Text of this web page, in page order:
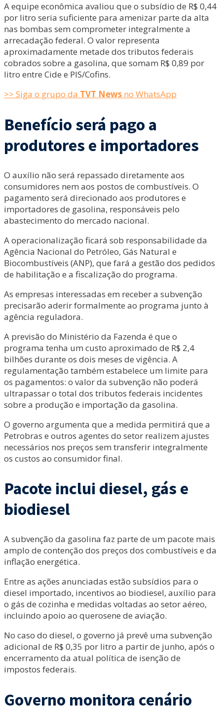
A equipe econômica avaliou que o subsídio de R$ 0,44
por litro seria suficiente para amenizar parte da alta
nas bombas sem comprometer integralmente a
arrecadação federal. O valor representa
aproximadamente metade dos tributos federais
cobrados sobre a gasolina, que somam R$ 0,89 por
litro entre Cide e PIS/Cofins.
>> Siga o grupo da TVT News no WhatsApp
Benefício será pago a
produtores e importadores
O auxílio não será repassado diretamente aos
consumidores nem aos postos de combustíveis. O
pagamento será direcionado aos produtores e
importadores de gasolina, responsáveis pelo
abastecimento do mercado nacional.
A operacionalização ficará sob responsabilidade da
Agência Nacional do Petróleo, Gás Natural e
Biocombustíveis (ANP), que fará a gestão dos pedidos
de habilitação e a fiscalização do programa.
As empresas interessadas em receber a subvenção
precisarão aderir formalmente ao programa junto à
agência reguladora.
A previsão do Ministério da Fazenda é que o
programa tenha um custo aproximado de R$ 2,4
bilhões durante os dois meses de vigência. A
regulamentação também estabelece um limite para
os pagamentos: o valor da subvenção não poderá
ultrapassar o total dos tributos federais incidentes
sobre a produção e importação da gasolina.
O governo argumenta que a medida permitirá que a
Petrobras e outros agentes do setor realizem ajustes
necessários nos preços sem transferir integralmente
os custos ao consumidor final.
Pacote inclui diesel, gás e
biodiesel
A subvenção da gasolina faz parte de um pacote mais
amplo de contenção dos preços dos combustíveis e da
inflação energética.
Entre as ações anunciadas estão subsídios para o
diesel importado, incentivos ao biodiesel, auxílio para
o gás de cozinha e medidas voltadas ao setor aéreo,
incluindo apoio ao querosene de aviação.
No caso do diesel, o governo já prevê uma subvenção
adicional de R$ 0,35 por litro a partir de junho, após o
encerramento da atual política de isenção de
impostos federais.
Governo monitora cenário